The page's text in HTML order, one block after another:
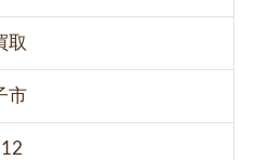
取
市